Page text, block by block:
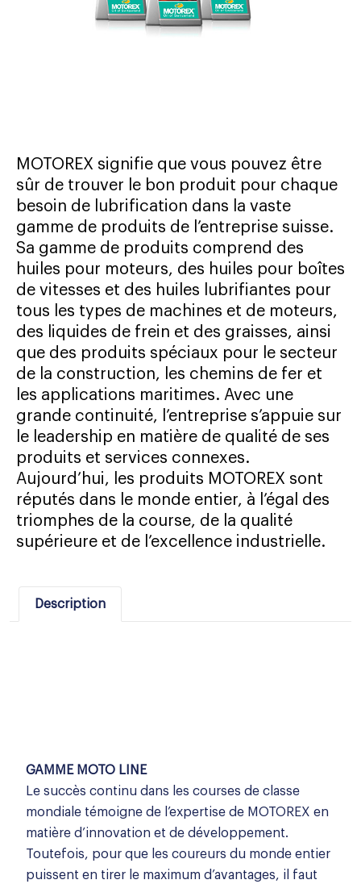
MOTOREX signifie que vous pouvez être
sûr de trouver le bon produit pour chaque
besoin de lubrification dans la vaste
gamme de produits de l’entreprise suisse.
Sa gamme de produits comprend des
huiles pour moteurs, des huiles pour boîtes
de vitesses et des huiles lubrifiantes pour
tous les types de machines et de moteurs,
des liquides de frein et des graisses, ainsi
que des produits spéciaux pour le secteur
de la construction, les chemins de fer et
les applications maritimes. Avec une
grande continuité, l’entreprise s’appuie sur
le leadership en matière de qualité de ses
produits et services connexes.
Aujourd’hui, les produits MOTOREX sont
réputés dans le monde entier, à l’égal des
triomphes de la course, de la qualité
supérieure et de l’excellence industrielle.
Description
GAMME MOTO LINE
Le succès continu dans les courses de classe
mondiale témoigne de l’expertise de MOTOREX en
matière d’innovation et de développement.
Toutefois, pour que les coureurs du monde entier
puissent en tirer le maximum d’avantages, il faut